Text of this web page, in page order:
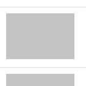
当日总成